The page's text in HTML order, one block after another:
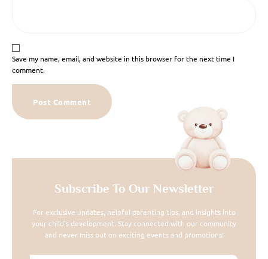
Save my name, email, and website in this browser for the next time I
comment.
Subscribe To Our Newsletter
For exclusive updates, helpful parenting tips, and insights into
your child's development. Stay connected with our community
and never miss out on exciting events and promotions!